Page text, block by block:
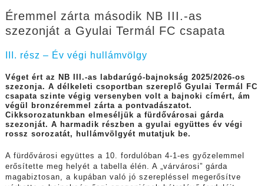
Éremmel zárta második NB III.-as
szezonját a Gyulai Termál FC csapata
III. rész – Év végi hullámvölgy
Véget ért az NB III.-as labdarúgó-bajnokság 2025/2026-os
szezonja. A délkeleti csoportban szereplő Gyulai Termál FC
csapata szinte végig versenyben volt a bajnoki címért, ám
végül bronzéremmel zárta a pontvadászatot.
Cikksorozatunkban elmeséljük a fürdővárosai gárda
szezonját. A harmadik részben a gyulai együttes év végi
rossz sorozatát, hullámvölgyét mutatjuk be.
A fürdővárosi együttes a 10. fordulóban 4-1-es győzelemmel
erősítette meg helyét a tabella élén. A „várvárosi” gárda
magabiztosan, a kupában való jó szerepléssel megerősítve